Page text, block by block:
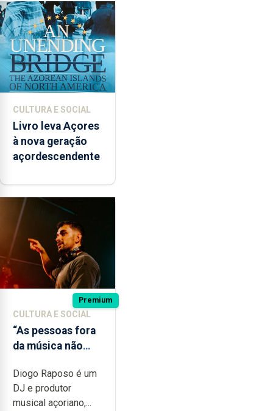
CULTURA E SOCIAL
Livro leva Açores
à nova geração
açordescendente
Premium
CULTURA E SOCIAL
“As pessoas fora
da música não
quão difícil é
produzir uma
música”
Diogo Raposo é um
DJ e produtor
musical açoriano,...